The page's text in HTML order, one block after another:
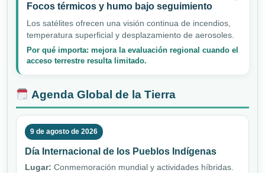
Focos térmicos y humo bajo seguimiento
Los satélites ofrecen una visión continua de incendios,
temperatura superficial y desplazamiento de aerosoles.
Por qué importa: mejora la evaluación regional cuando el
acceso terrestre resulta limitado.
Agenda Global de la Tierra
9 de agosto de 2026
Día Internacional de los Pueblos Indígenas
Lugar: Conmemoración mundial y actividades híbridas.